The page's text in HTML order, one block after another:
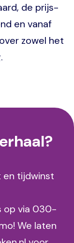
de prijs-
en vanaf
zowel het
en tijdwinst
op via 030-
We laten